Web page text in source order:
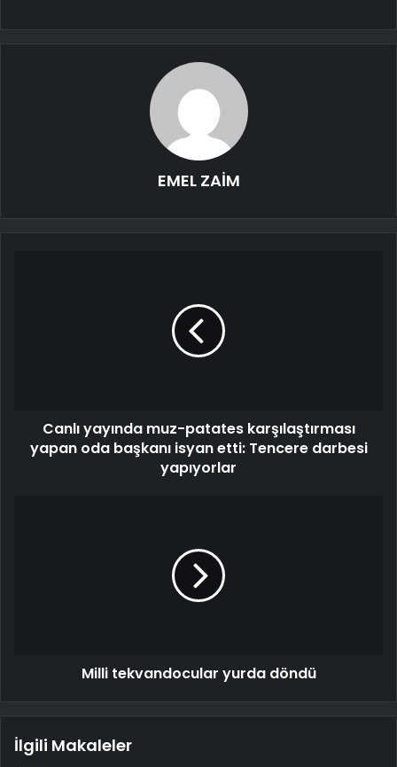
EMEL ZAİM
Canlı yayında muz-patates karşılaştırması
yapan oda başkanı isyan etti: Tencere darbesi
yapıyorlar
Milli tekvandocular yurda döndü
İlgili Makaleler